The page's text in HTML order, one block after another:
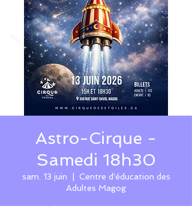
Astro-Cirque -
Samedi 18h30
sam. 13 juin
Centre d'éducation des
Adultes Magog